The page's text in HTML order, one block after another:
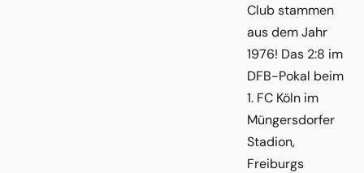
Club stammen
aus dem Jahr
1976! Das 2:8 im
DFB-Pokal beim
1. FC Köln im
Müngersdorfer
Stadion,
Freiburgs